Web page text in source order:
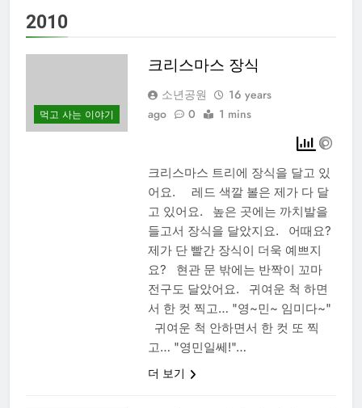
2010
먹고 사는 이야기
크리스마스 장식
소년공원
16 years
ago
0 1 mins
크리스마스 트리에 장식을 달고 있
어요. 레드 색깔 볼은 제가 다 달
고 있어요. 높은 곳에는 까치발을
들고서 장식을 달았지요. 어때요?
제가 단 빨간 장식이 더욱 예쁘지
요? 현관 문 밖에는 반짝이 꼬마
전구도 달았어요. 귀여운 척 하면
서 한 컷 찍고… "영~민~ 임미다~"
귀여운 척 안하면서 한 컷 또 찍
고… "영민일쎄!"…
더 보기